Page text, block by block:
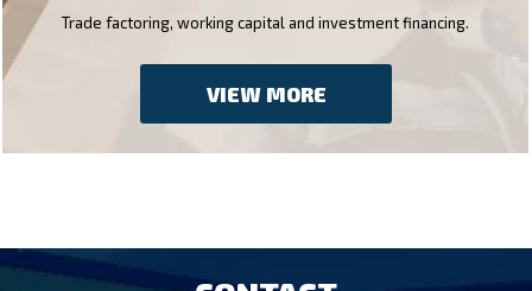
Trade factoring, working capital and investment financing.
VIEW MORE